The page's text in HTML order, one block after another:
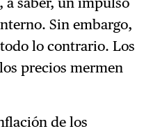
Sin embargo,
lo contrario. Los
precios mermen
de los